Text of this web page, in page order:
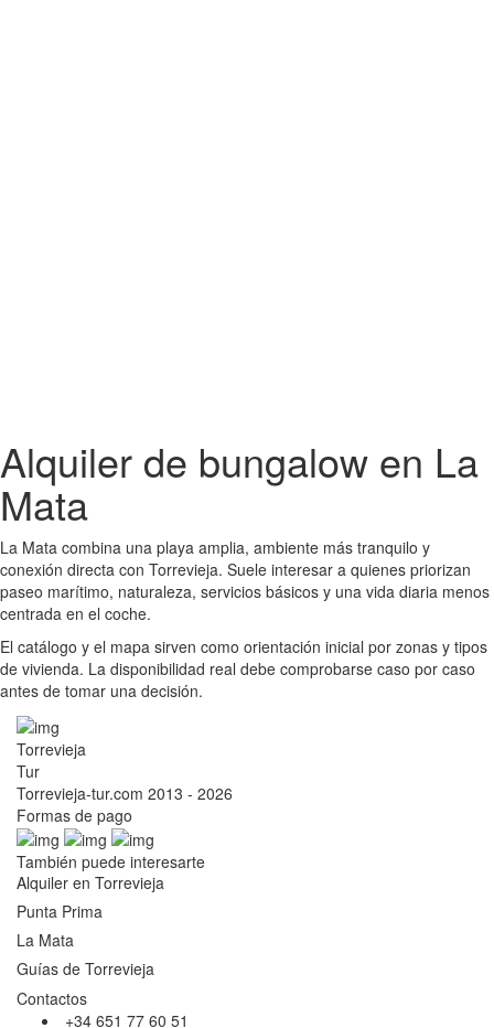
Alquiler de bungalow en La
Mata
La Mata combina una playa amplia, ambiente más tranquilo y
conexión directa con Torrevieja. Suele interesar a quienes priorizan
paseo marítimo, naturaleza, servicios básicos y una vida diaria menos
centrada en el coche.
El catálogo y el mapa sirven como orientación inicial por zonas y tipos
de vivienda. La disponibilidad real debe comprobarse caso por caso
antes de tomar una decisión.
Torrevieja
Tur
Torrevieja-tur.com 2013 - 2026
Formas de pago
También puede interesarte
Alquiler en Torrevieja
Punta Prima
La Mata
Guías de Torrevieja
Contactos
+34 651 77 60 51